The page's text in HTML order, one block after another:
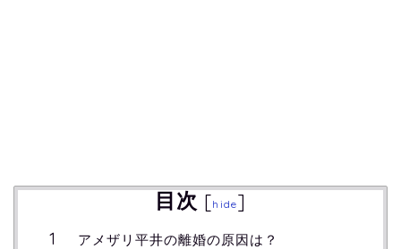
目次 [hide]
アメザリ平井の離婚の原因は？